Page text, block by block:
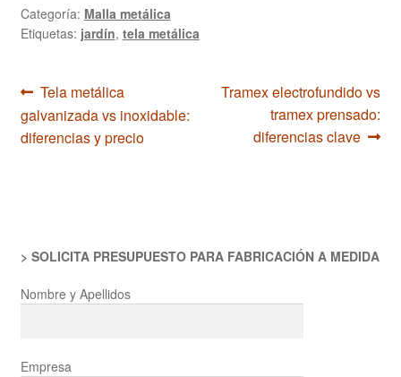
Categoría: Malla metálica
Etiquetas: jardín, tela metálica
Navegación
de
Anterior:
Tela metálica
galvanizada vs inoxidable:
diferencias y precio
Siguiente:
Tramex electrofundido vs
tramex prensado:
diferencias clave
> SOLICITA PRESUPUESTO PARA FABRICACIÓN A MEDIDA
Nombre y Apellidos
Empresa